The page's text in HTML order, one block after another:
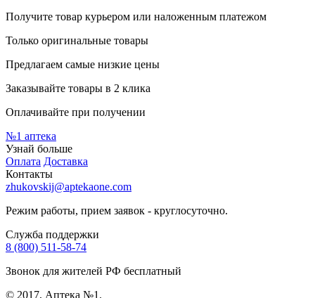
Получите товар курьером или наложенным платежом
Только оригинальные товары
Предлагаем самые низкие цены
Заказывайте товары в 2 клика
Оплачивайте при получении
№1 аптека
Узнай больше
Оплата Доставка
Контакты
zhukovskij@aptekaone.com
Режим работы, прием заявок - круглосуточно.
Служба поддержки
8 (800) 511-58-74
Звонок для жителей РФ бесплатный
© 2017, Аптека №1.